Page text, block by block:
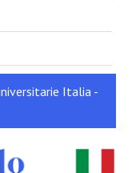
Italia -